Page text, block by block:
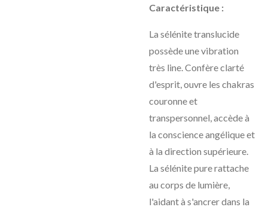
Caractéristique :
La sélénite translucide
possède une vibration
très line. Confère clarté
d'esprit, ouvre les chakras
couronne et
transpersonnel, accède à
la conscience angélique et
à la direction supérieure.
La sélénite pure rattache
au corps de lumière,
l'aidant à s'ancrer dans la